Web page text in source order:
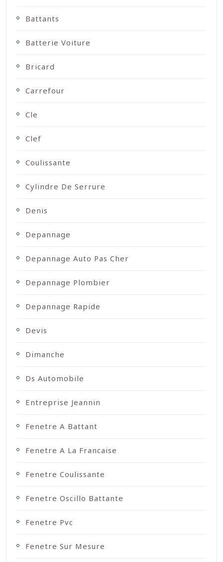
Battants
Batterie Voiture
Bricard
Carrefour
Cle
Clef
Coulissante
Cylindre De Serrure
Denis
Depannage
Depannage Auto Pas Cher
Depannage Plombier
Depannage Rapide
Devis
Dimanche
Ds Automobile
Entreprise Jeannin
Fenetre A Battant
Fenetre A La Francaise
Fenetre Coulissante
Fenetre Oscillo Battante
Fenetre Pvc
Fenetre Sur Mesure